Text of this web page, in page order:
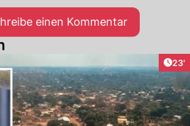
einen Kommentar
23'